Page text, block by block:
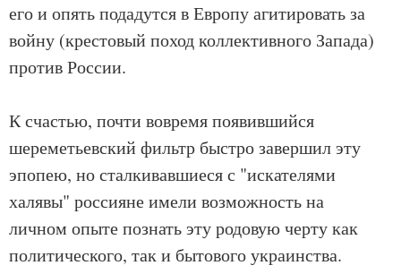
его и опять подадутся в Европу агитировать за
войну (крестовый поход коллективного Запада)
против России.
К счастью, почти вовремя появившийся
шереметьевский фильтр быстро завершил эту
эпопею, но сталкивавшиеся с "искателями
халявы" россияне имели возможность на
личном опыте познать эту родовую черту как
политического, так и бытового украинства.